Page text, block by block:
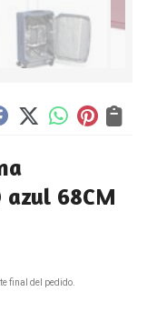
68CM
final del pedido.